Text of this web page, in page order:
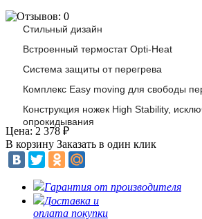
Стильный дизайн
Встроенный термостат Opti-Heat
Система защиты от перегрева
Комплекс Easy moving для свободы
Конструкция ножек High Stability,
опрокидывания
Цена: 2 378 ₽
В корзину Заказать в один клик
Гарантия от производителя
Доставка и
оплата покупки